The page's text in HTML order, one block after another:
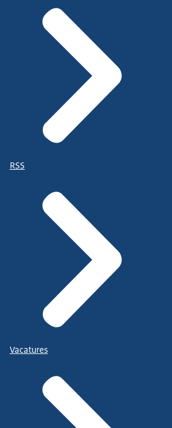
RSS
Vacatures